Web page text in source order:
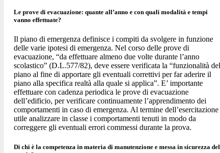
Le prove di evacuazione: quante all’anno e con quali modalità e tempi
vanno effettuate?
Il piano di emergenza definisce i compiti da svolgere in funzione
delle varie ipotesi di emergenza. Nel corso delle prove di
evacuazione, “da effettuare almeno due volte durante l’anno
scolastico” (D.L.577/82), deve essere verificata la “funzionalità del
piano al fine di apportare gli eventuali correttivi per far aderire il
piano alla specifica realtà alla quale si applica”. E’ importante
effettuare con cadenza periodica le prove di evacuazione
dell’edificio, per verificare continuamente l’apprendimento dei
comportamenti in caso di emergenza. Al termine dell’esercitazione
utile analizzare in classe i comportamenti tenuti in modo da
correggere gli eventuali errori commessi durante la prova.
Di chi è la competenza in materia di manutenzione e messa in sicurezza